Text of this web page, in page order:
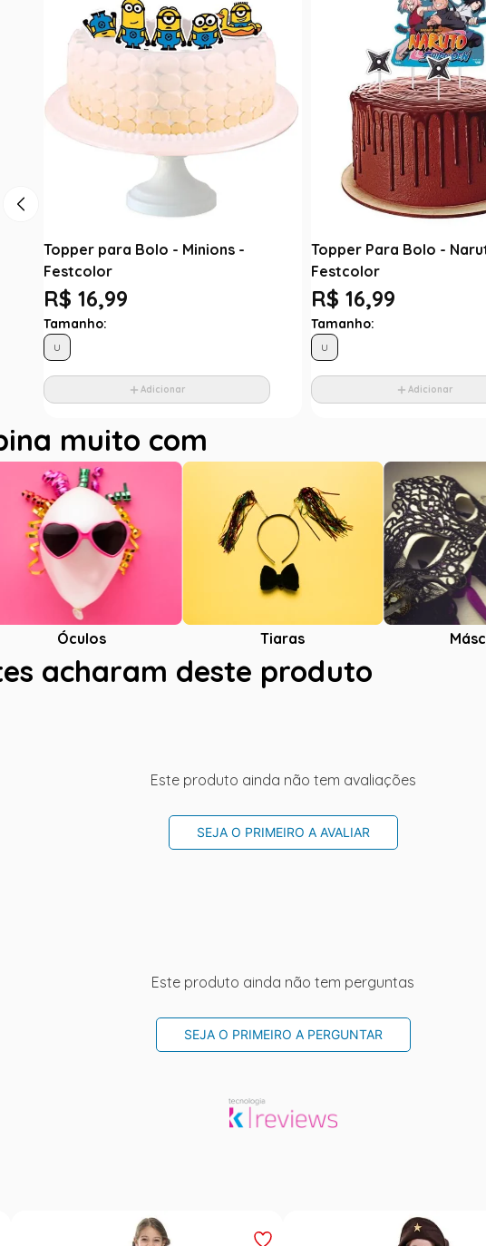
Topper para Bolo - Minions -
Festcolor
R$ 16,99
Tamanho:
U
Adicionar
Topper Para Bolo -
Festcolor
R$ 16,99
Tamanho:
U
Adicionar
muito com
Óculos Tiaras
acharam deste produto
Este produto ainda não tem avaliações
SEJA O PRIMEIRO A AVALIAR
Este produto ainda não tem perguntas
SEJA O PRIMEIRO A PERGUNTAR